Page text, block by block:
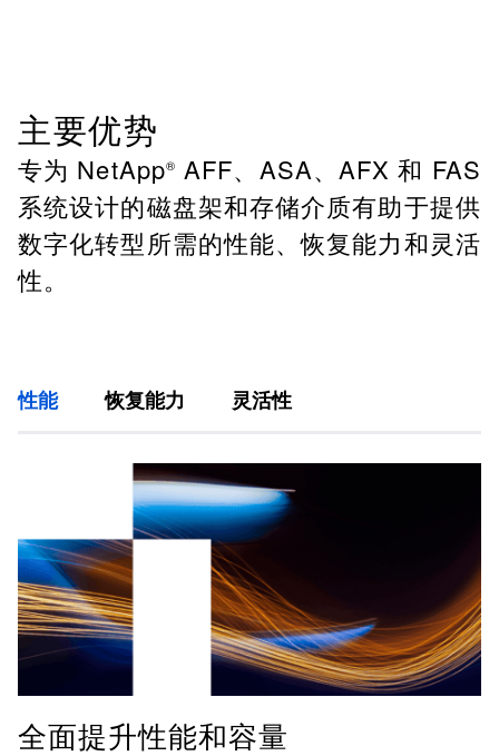
主要优势
专为 NetApp® AFF、ASA、AFX 和 FAS
系统设计的磁盘架和存储介质有助于提供
数字化转型所需的性能、恢复能力和灵活
性。
性能 恢复能力 灵活性
全面提升性能和容量